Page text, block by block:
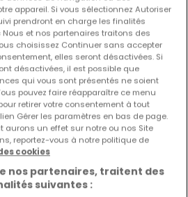
résultats
à proximité
trouvé de biens qui vous
annonces suggérées
appareil. Si vous sélectionnez Autoriser
prendront en charge les finalités
et nos partenaires traitons des
choisissez Continuer sans accepter
elles seront désactivées. Si
désactivées, il est possible que
qui vous sont présentés ne soient
pouvez faire réapparaître ce menu
retirer votre consentement à tout
Gérer les paramètres en bas de page.
aurons un effet sur notre ou nos Site
reportez-vous à notre politique de
cookies
nos partenaires, traitent des
suivantes :